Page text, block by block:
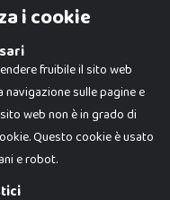
i cookie
fruibile il sito web
sulle pagine e
web non è in grado di
Questo cookie è usato
e robot.